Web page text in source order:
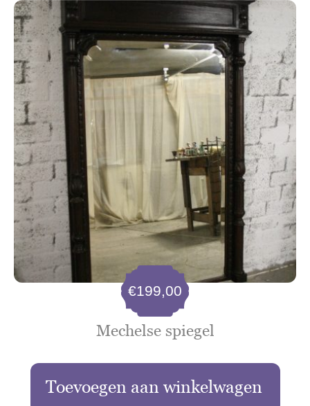
Mechelse spiegel
€199,00
Toevoegen aan winkelwagen